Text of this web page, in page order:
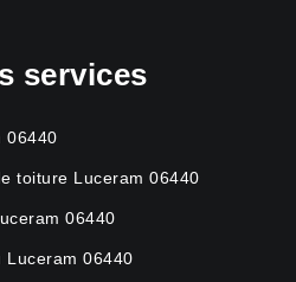
services
06440
toiture Luceram 06440
06440
Luceram 06440